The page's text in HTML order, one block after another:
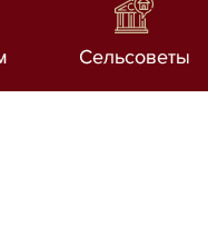
Сельсоветы